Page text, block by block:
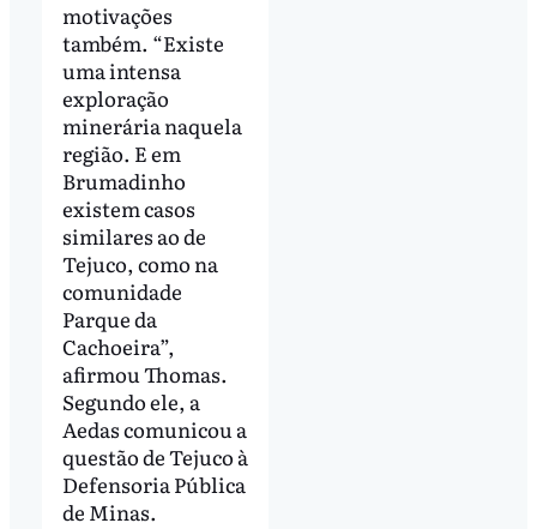
motivações
também. “Existe
uma intensa
exploração
minerária naquela
região. E em
Brumadinho
existem casos
similares ao de
Tejuco, como na
comunidade
Parque da
Cachoeira”,
afirmou Thomas.
Segundo ele, a
Aedas comunicou a
questão de Tejuco à
Defensoria Pública
de Minas.